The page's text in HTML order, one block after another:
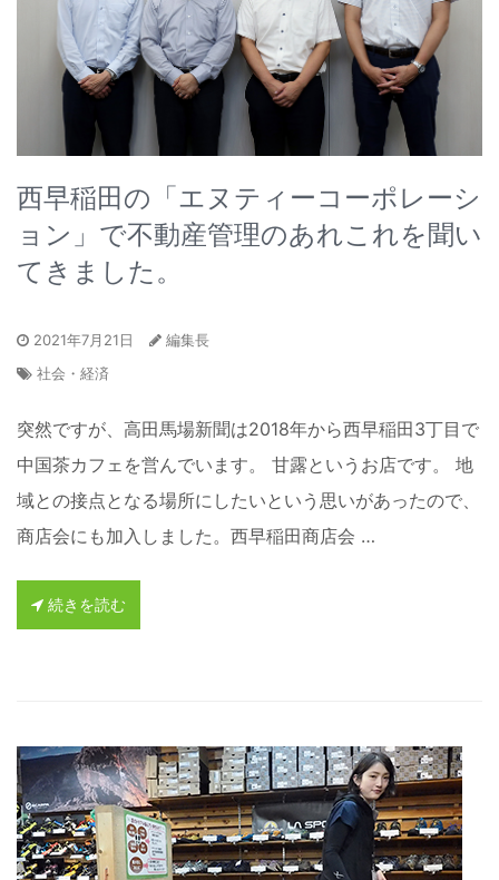
西早稲田の「エヌティーコーポレーシ
ョン」で不動産管理のあれこれを聞い
てきました。
2021年7月21日
編集長
社会・経済
突然ですが、高田馬場新聞は2018年から西早稲田3丁目で
中国茶カフェを営んでいます。 甘露というお店です。 地
域との接点となる場所にしたいという思いがあったので、
商店会にも加入しました。西早稲田商店会 …
続きを読む